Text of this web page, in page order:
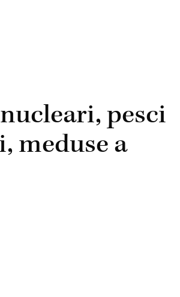
pesci
meduse a